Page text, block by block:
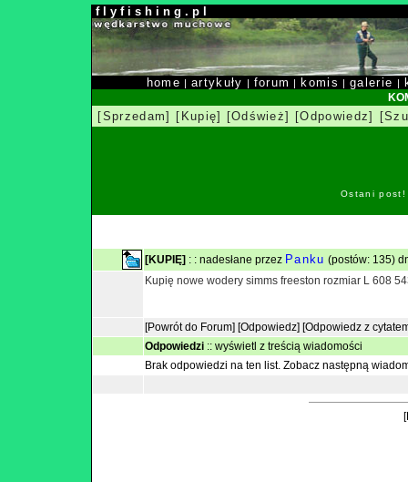
f l y f i s h i n g . p l
home |artykuły | forum | komis |galerie |
[Sprzedam] [Kupię] [Odśwież] [Odpowiedz]
Ostani post!
[KUPIĘ] : : nadesłane przez Panku (postów: 135)
Kupię nowe wodery simms freeston rozmiar L 608
[Powrót do Forum] [Odpowiedz] [Odpowiedz z
Odpowiedzi :: wyświetl z treścią wiadomości
Brak odpowiedzi na ten list. Zobacz następną